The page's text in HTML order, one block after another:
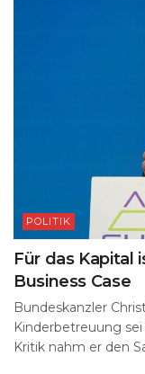
POLITIK
Für das Kapital
Business Case
Bundeskanzler
Kinderbetreuung
Kritik nahm er den